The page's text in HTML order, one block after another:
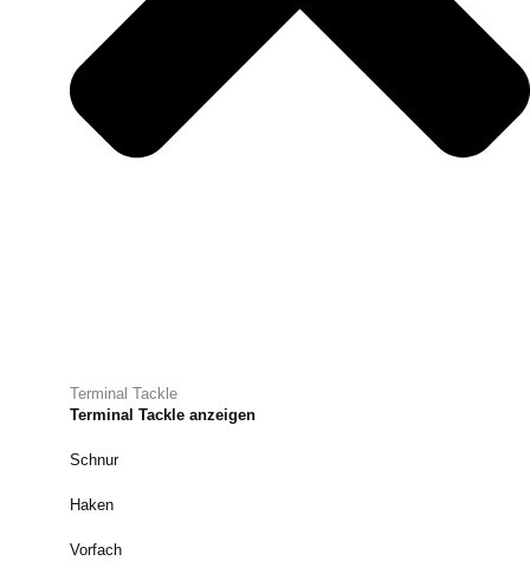
Terminal Tackle
Terminal Tackle anzeigen
Schnur
Haken
Vorfach